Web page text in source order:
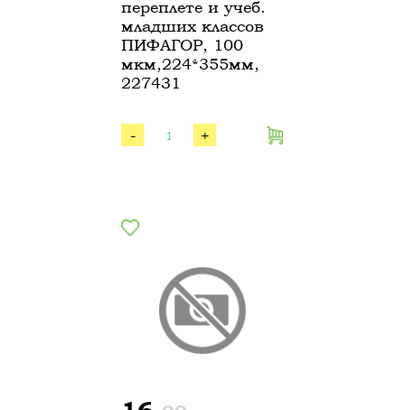
переплете и учеб.
младших классов
ПИФАГОР, 100
мкм,224*355мм,
227431
- +